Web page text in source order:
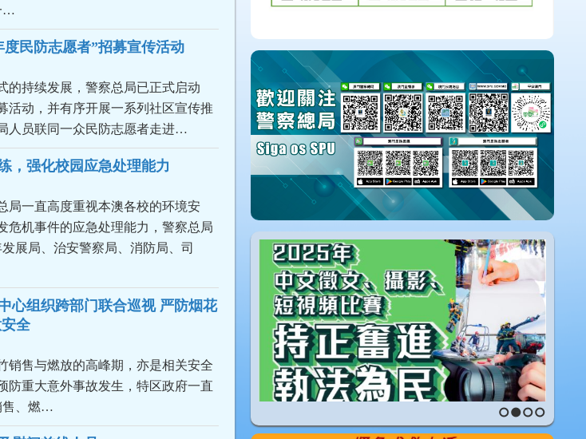
…
度民防志愿者”招募宣传活动
的持续发展，警察总局已正式启动
活动，并有序开展一系列社区宣传推
人员联同一众民防志愿者走进…
，强化校园应急处理能力
局一直高度重视本澳各校的环境安
危机事件的应急处理能力，警察总局
展局、治安警察局、消防局、司
心组织跨部门联合巡视 严防烟花
全
销售与燃放的高峰期，亦是相关安全
防重大意外事故发生，特区政府一直
售、燃…
1 2 3 4